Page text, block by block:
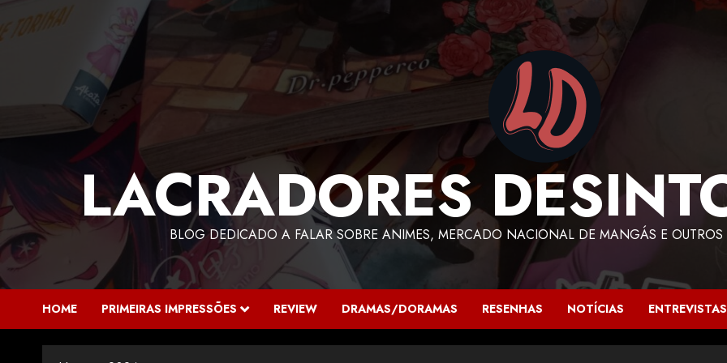
LACRADORES
BLOG DEDICADO A FALAR SOBRE ANIMES, MERCADO NACIONAL DE MANGÁS E OUTROS
HOME PRIMEIRAS IMPRESSÕES REVIEW DRAMAS/DORAMAS RESENHAS NOTÍCIAS ENTREVISTAS